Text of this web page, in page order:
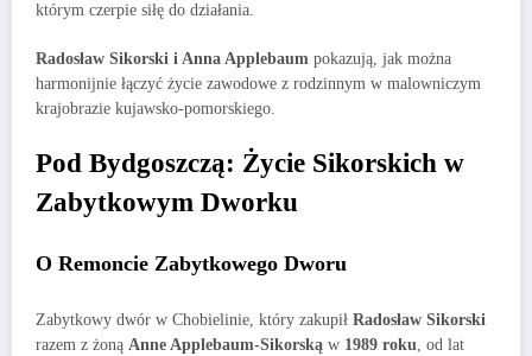
którym czerpie siłę do działania.
Radosław Sikorski i Anna Applebaum pokazują, jak można
harmonijnie łączyć życie zawodowe z rodzinnym w malowniczym
krajobrazie kujawsko-pomorskiego.
Pod Bydgoszczą: Życie Sikorskich w
Zabytkowym Dworku
O Remoncie Zabytkowego Dworu
Zabytkowy dwór w Chobielinie, który zakupił Radosław Sikorski
razem z żoną Anne Applebaum-Sikorską w 1989 roku , od lat